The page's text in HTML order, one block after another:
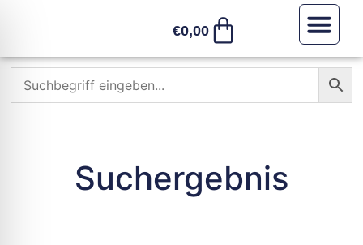
€0,00
Suchergebnis